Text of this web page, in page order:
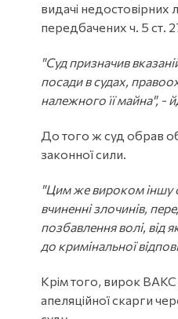
видачі недостовірних
передбачених ч. 5 ст.
"Суд призначив
посади в судах,
належного її майна", -
До того ж суд обрав
законної сили.
"Цим же вироком іншу
вчиненні злочинів,
позбавлення волі, від
до кримінальної
Крім того, вирок
апеляційної скарги